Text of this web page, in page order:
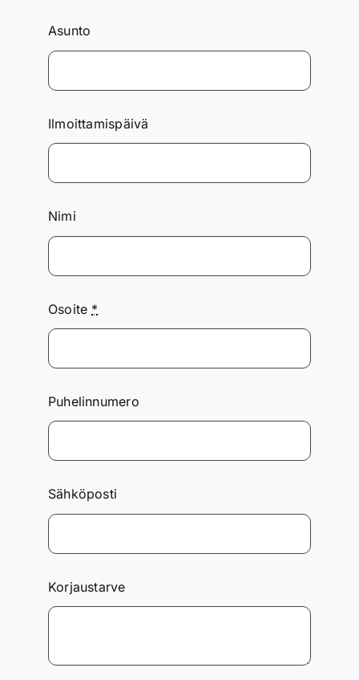
Asunto
Ilmoittamispäivä
Nimi
Osoite *
Puhelinnumero
Sähköposti
Korjaustarve